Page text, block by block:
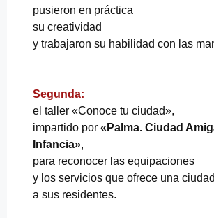
pusieron en práctica
su creatividad
y trabajaron su habilidad con las
Segunda:
el taller «Conoce tu ciudad»,
impartido por «Palma. Ciudad
Infancia»,
para reconocer las equipaciones
y los servicios que ofrece una ciudad
a sus residentes.